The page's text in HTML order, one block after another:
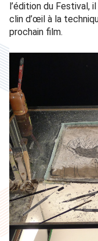
l’édition du Festival,
clin d’œil à la
prochain film.